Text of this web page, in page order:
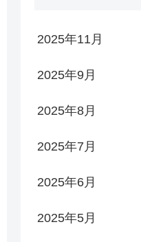
2025年11月
2025年9月
2025年8月
2025年7月
2025年6月
2025年5月